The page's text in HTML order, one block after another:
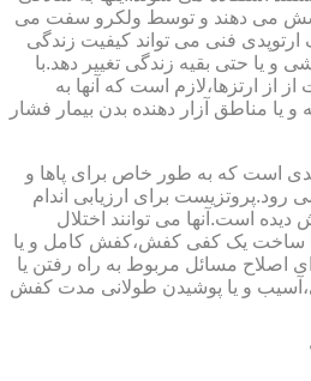
می دهند و توسط ولکرو سفت می
فنی می تواند کیفیت زندگی
و یا حتی بقیه زندگی تغییر دهد.با
از ارتزها،لازم است که آنها به
مناطق آزار دهنده بدن بیمار فشار
است که به طور خاص برای پاها و
رود.پروتزیست برای ارزیابی اندام
دیده است.آنها می توانند اختلال
با ساخت یک کفی کفش،کفش کامل و یا
اصلاح مسائل مربوط به راه رفتن یا
و یا پوشیدن طولانی مدت کفش